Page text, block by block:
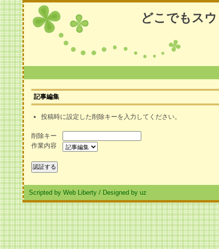
どこでもス
記事編集
投稿時に設定した削除キーを入力してください。
削除キー
作業内容
Scripted by Web Liberty / Designed by uz